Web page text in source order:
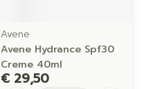
Avene
Avene Hydrance Spf30
Creme 40ml
€ 29,50